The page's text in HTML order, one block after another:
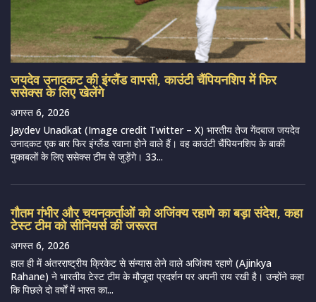
जयदेव उनादकट की इंग्लैंड वापसी, काउंटी चैंपियनशिप में फिर
ससेक्स के लिए खेलेंगे
अगस्त 6, 2026
Jaydev Unadkat (Image credit Twitter – X) भारतीय तेज गेंदबाज जयदेव
उनादकट एक बार फिर इंग्लैंड रवाना होने वाले हैं। वह काउंटी चैंपियनशिप के बाकी
मुकाबलों के लिए ससेक्स टीम से जुड़ेंगे। 33...
गौतम गंभीर और चयनकर्ताओं को अजिंक्य रहाणे का बड़ा संदेश, कहा
टेस्ट टीम को सीनियर्स की जरूरत
अगस्त 6, 2026
हाल ही में अंतरराष्ट्रीय क्रिकेट से संन्यास लेने वाले अजिंक्य रहाणे (Ajinkya
Rahane) ने भारतीय टेस्ट टीम के मौजूदा प्रदर्शन पर अपनी राय रखी है। उन्होंने कहा
कि पिछले दो वर्षों में भारत का...